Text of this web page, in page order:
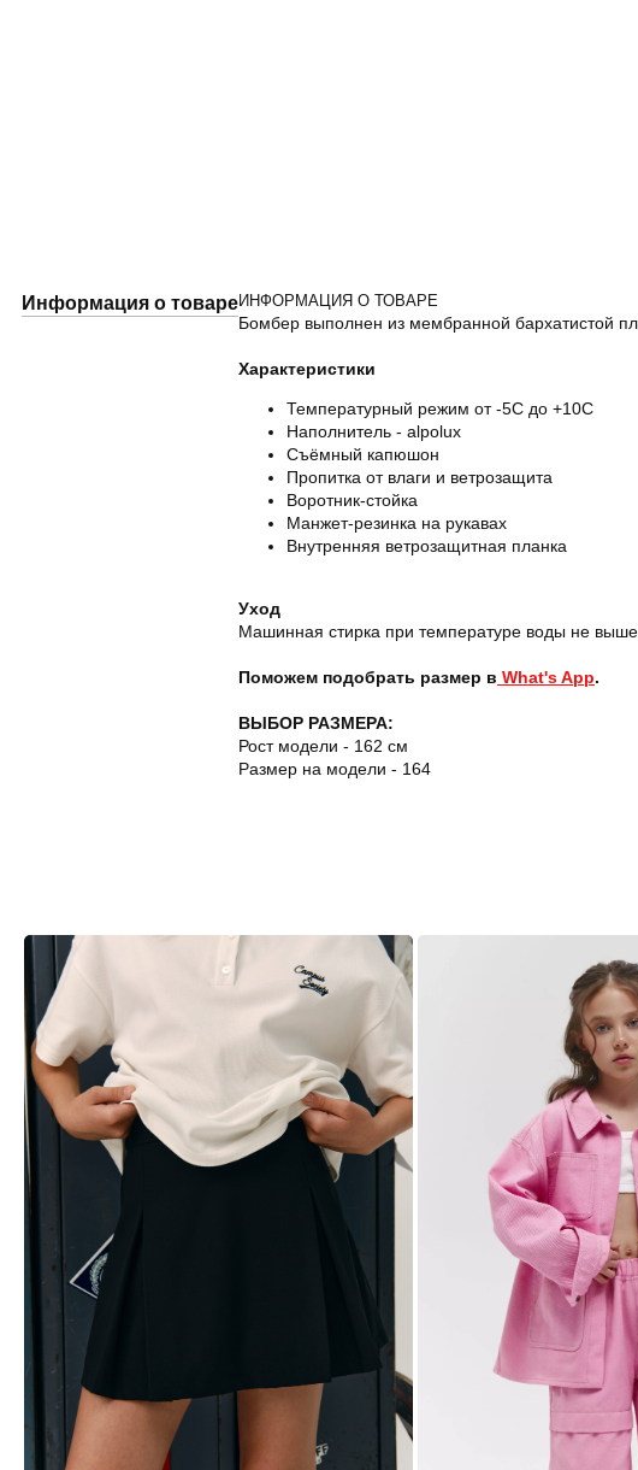
Информация о товареИНФОРМАЦИЯ О ТОВАРЕ
Бомбер выполнен из мембранной бархатистой
Характеристики
Температурный режим от -5С до +10С
Наполнитель - alpolux
Съёмный капюшон
Пропитка от влаги и ветрозащита
Воротник-стойка
Манжет-резинка на рукавах
Внутренняя ветрозащитная планка
Уход
Машинная стирка при температуре воды не
Поможем подобрать размер в What's App.
ВЫБОР РАЗМЕРА:
Рост модели - 162 см
Размер на модели - 164